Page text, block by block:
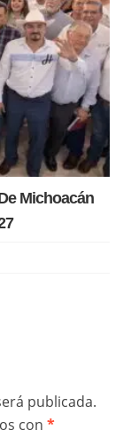
Michoacán
publicada.
con *